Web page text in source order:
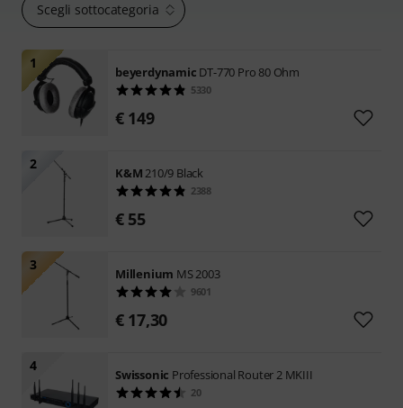
Scegli sottocategoria
1
beyerdynamic DT-770 Pro 80 Ohm
5330
€ 149
2
K&M 210/9 Black
2388
€ 55
3
Millenium MS 2003
9601
€ 17,30
4
Swissonic Professional Router 2 MKIII
20